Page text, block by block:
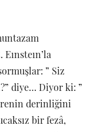
” Siz
diye… Diyor ki: ”
derinliğini
bir fezâ,